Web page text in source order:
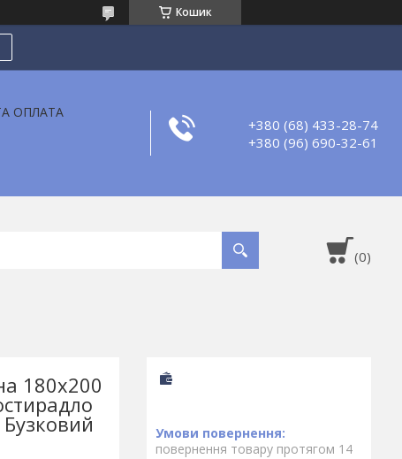
Кошик
ОПЛАТА
+380 (68) 433-28-74
+380 (96) 690-32-61
180х200
повернення товару протягом 14